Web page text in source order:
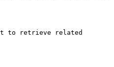
to retrieve related